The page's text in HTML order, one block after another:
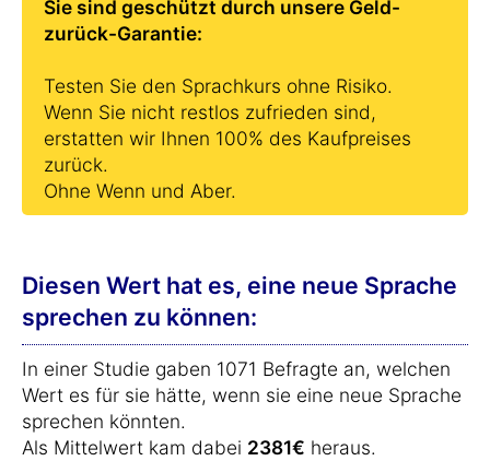
Sie sind geschützt durch unsere Geld-
zurück-Garantie:
Testen Sie den Sprachkurs ohne Risiko.
Wenn Sie nicht restlos zufrieden sind,
erstatten wir Ihnen 100% des Kaufpreises
zurück.
Ohne Wenn und Aber.
Diesen Wert hat es, eine neue Sprache
sprechen zu können:
In einer Studie gaben 1071 Befragte an, welchen
Wert es für sie hätte, wenn sie eine neue Sprache
sprechen könnten.
Als Mittelwert kam dabei 2381€ heraus.